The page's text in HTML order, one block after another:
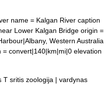
name = Kalgan River caption
Lower Kalgan Bridge origin =
Western Australia
= convert|140|km|mi|0 elevation
sritis zoologija | vardynas